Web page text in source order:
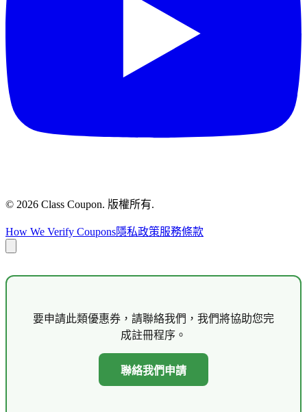
© 2026 Class Coupon. 版權所有.
How We Verify Coupons隱私政策服務條款
要申請此類優惠券，請聯絡我們，我們將協助您完
成註冊程序。
聯絡我們申請